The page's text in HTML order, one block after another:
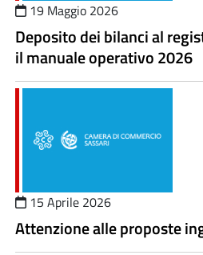
19 Maggio 2026
Deposito dei bilanci al
il manuale operativo 2026
15 Aprile 2026
Attenzione alle proposte